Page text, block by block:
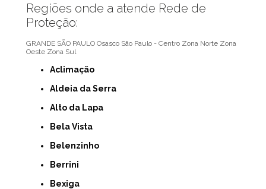
Regiões onde a atende Rede de
Proteção:
GRANDE SÃO PAULO Osasco São Paulo - Centro Zona Norte Zona
Oeste Zona Sul
Aclimação
Aldeia da Serra
Alto da Lapa
Bela Vista
Belenzinho
Berrini
Bexiga